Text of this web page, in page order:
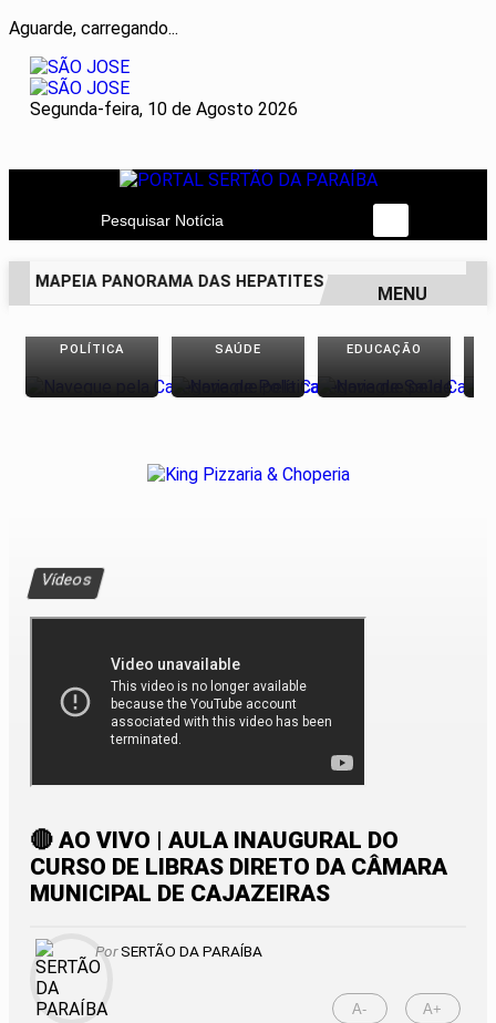
Aguarde, carregando...
Segunda-feira, 10 de Agosto 2026
Pesquisar Notícia
MAPEIA PANORAMA DAS HEPATITES VIRAIS NO BRASIL
EM ALTA
MENU
POLÍTICA SAÚDE EDUCAÇÃO
Vídeos
🔴 AO VIVO | AULA INAUGURAL DO
CURSO DE LIBRAS DIRETO DA CÂMARA
MUNICIPAL DE CAJAZEIRAS
PorSERTÃO DA PARAÍBA
A- A+